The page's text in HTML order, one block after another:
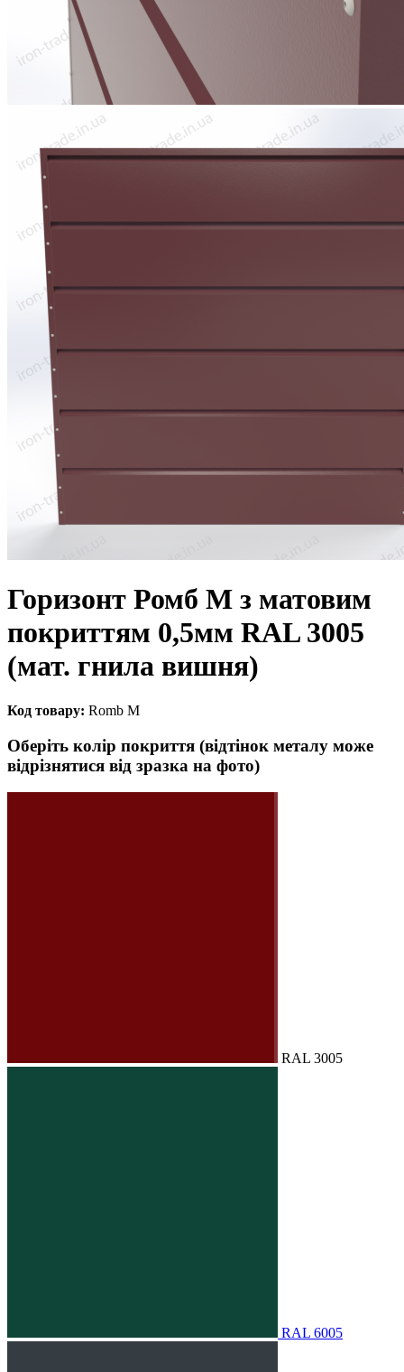
Горизонт Ромб M з матовим
покриттям 0,5мм RAL 3005
(мат. гнила вишня)
Код товару: Romb M
Оберіть колір покриття (відтінок металу може
відрізнятися від зразка на фото)
RAL 3005
RAL 6005